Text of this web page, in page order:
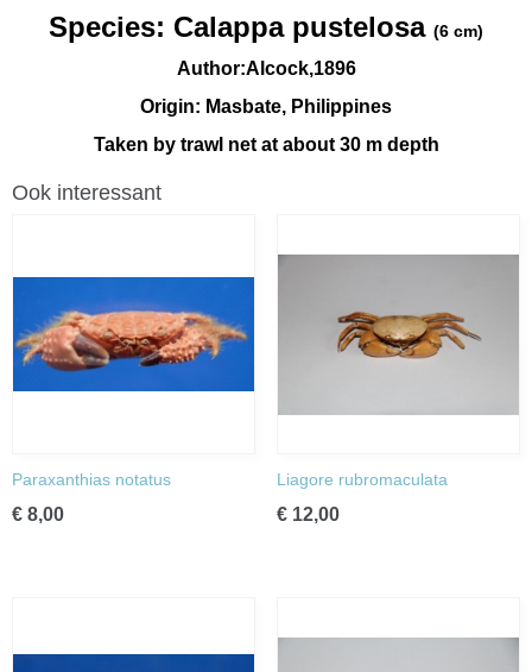
Species: Calappa pustelosa (6 cm)
Author:Alcock,1896
Origin: Masbate, Philippines
Taken by trawl net at about 30 m depth
Ook interessant
Paraxanthias notatus
€ 8,00
Liagore rubromaculata
€ 12,00